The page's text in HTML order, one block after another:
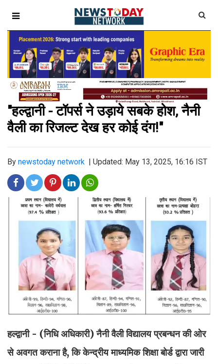
"हल्द्वानी - टॉपर्स ने उड़ाये सबके होश, नैनी
वैली का रिजल्ट देख हर कोई दंग!"
By newstoday network Updated: May 13, 2025, 16:16 IST
हल्द्वानी- (निधि अधिकारी)नैनी वैली विद्यालय प्रबन्धन की ओर
से अवगत कराना है, कि केन्द्रीय माध्यमिक शिक्षा बोर्ड द्वारा जारी